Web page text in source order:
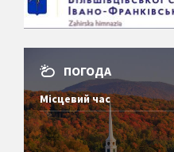
ПОГОДА
Місцевий час